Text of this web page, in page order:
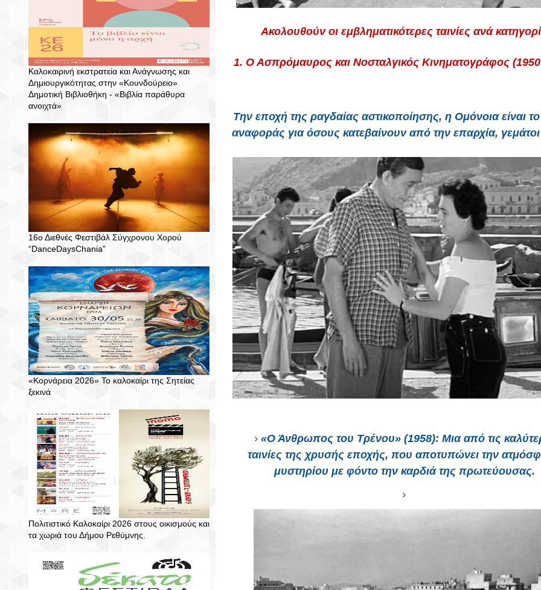
Καλοκαιρινή εκστρατεία και Ανάγνωσης και
Δημιουργικότητας στην «Κουνδούρειο»
Δημοτική Βιβλιοθήκη - «Βιβλία παράθυρα
ανοιχτά»
16ο Διεθνές Φεστιβάλ Σύγχρονου Χορού
“DanceDaysChania”
«Κορνάρεια 2026» Το καλοκαίρι της Σητείας
ξεκινά
Πολιτιστικό Καλοκαίρι 2026 στους οικισμούς και
τα χωριά του Δήμου Ρεθύμνης.
Ακολουθούν οι εμβληματικότερες ταινίες ανά
1. Ο Ασπρόμαυρος και Νοσταλγικός Κινηματογράφος
Την εποχή της ραγδαίας αστικοποίησης, η Ομόνοια είναι
αναφοράς για όσους κατεβαίνουν από την επαρχία, γεμάτοι
«Ο Άνθρωπος του Τρένου» (1958): Μια από τις
ταινίες της χρυσής εποχής, που αποτυπώνει την
μυστηρίου με φόντο την καρδιά της πρωτεύουσας.